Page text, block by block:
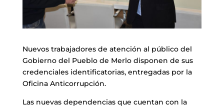
Nuevos trabajadores de atención al público del
Gobierno del Pueblo de Merlo disponen de sus
credenciales identificatorias, entregadas por la
Oficina Anticorrupción.
Las nuevas dependencias que cuentan con la